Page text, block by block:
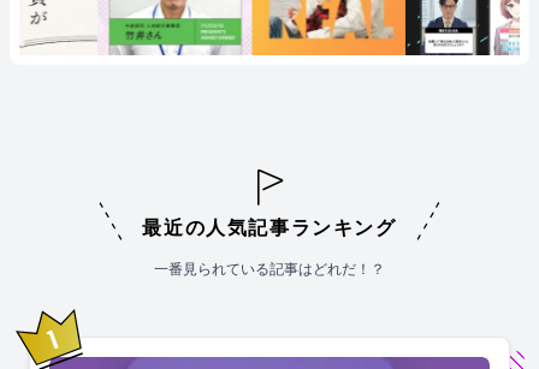
最近の人気記事ランキング
一番見られている記事はどれだ！？
1位